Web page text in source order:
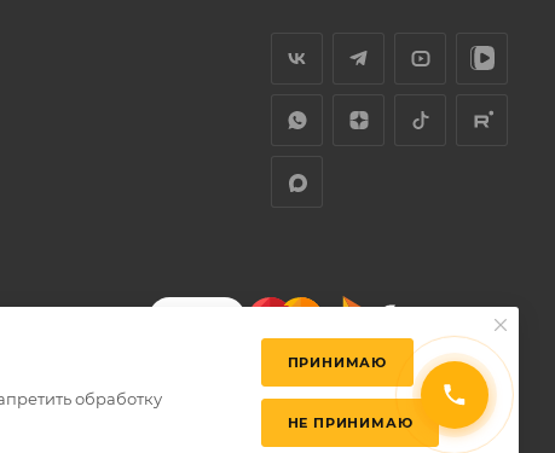
обработку
ПРИНИМАЮ
НЕ ПРИНИМАЮ